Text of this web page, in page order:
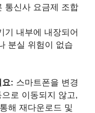
통신사 요금제 조합
기 내부에 내장되어
분실 위험이 없습
요: 스마트폰을 변경
로 이동되지 않고,
해 재다운로드 및